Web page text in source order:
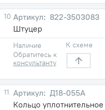
10
822-3503083
Штуцер
Наличие
Обратитесь к
консультанту
К схеме
11
Д18-055А
Кольцо уплотнительное